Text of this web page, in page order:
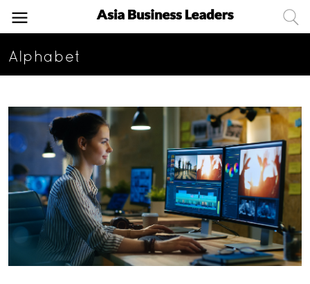
Alphabet